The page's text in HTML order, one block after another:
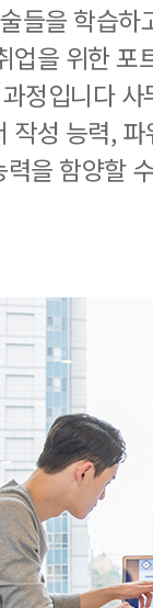
들을 학습
업을 위한 포
정입니다
작성 능력,
을 함양할